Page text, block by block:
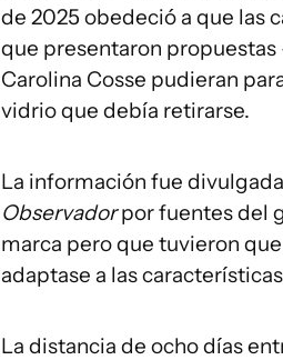
de 2025 obedeció a que las
que presentaron propuestas
Carolina Cosse pudieran
vidrio que debía retirarse.
La información fue
Observadorpor fuentes del
marca pero que tuvieron
adaptase a las
La distancia de ocho días